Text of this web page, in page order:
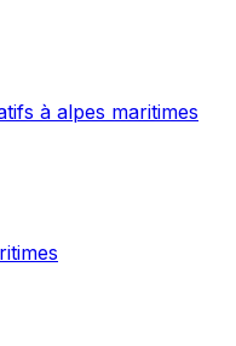
à alpes maritimes